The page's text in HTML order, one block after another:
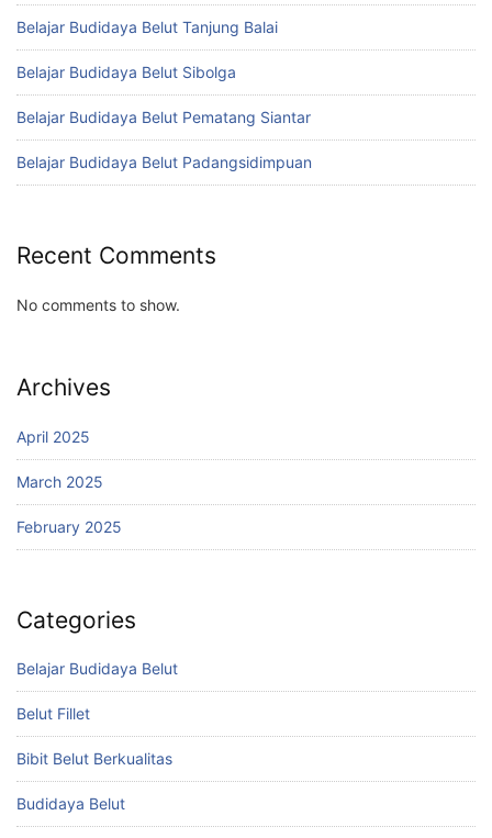
Belajar Budidaya Belut Tanjung Balai
Belajar Budidaya Belut Sibolga
Belajar Budidaya Belut Pematang Siantar
Belajar Budidaya Belut Padangsidimpuan
Recent Comments
No comments to show.
Archives
April 2025
March 2025
February 2025
Categories
Belajar Budidaya Belut
Belut Fillet
Bibit Belut Berkualitas
Budidaya Belut